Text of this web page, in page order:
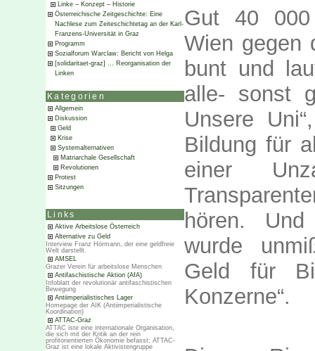
Linke – Konzept – Historie
Österreichische Zeitgeschichte: Eine
Nachlese zum Zeiteschichtetag an der Karl-
Franzens-Universität in Graz
Programm
Sozialforum Warclaw: Bericht von Helga
[solidaritaet-graz] … Reorganisation der
Linken
Kategorien
Allgemein
Diskussion
Geld
Krise
Systemalternativen
Matriarchale Gesellschaft
Revolutionen
Protest
Sitzungen
Links
Aktive Arbeitslose Österreich
Alternative zu Geld
Interview Franz Hörmann, der eine geldfreie
Welt darstellt.
AMSEL
Grazer Verein für arbeitslose Menschen
Antifaschistische Aktion (AfA)
Infoblatt der revolutionär antifaschistischen
Bewegung
Antiimperialistisches Lager
Homepage der AIK (Antiimperialistische
Koordination)
ATTAC-Graz
ATTAC iste eine internationale Organisation,
die sich mit der Kritik an der rein
profitorientierten Ökonomie befasst; ATTAC-
Graz ist eine lokale Aktivistengruppe
Gut 40 000
Wien gegen
bunt und
alle- sonst
Unsere
Bildung für
einer
hören.
wurde
Geld für
Konzerne“.